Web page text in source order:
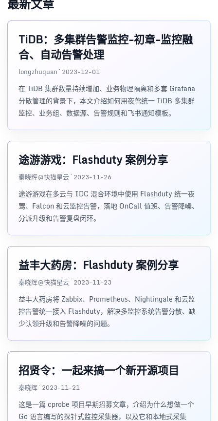
TiDB：多集群告警监控-初章-监控融
合、自动告警处理
longzhuquan · 2023-12-01
在 TiDB 集群数量持续增加、业务物理隔离和多套 Grafana
分散管理的背景下，本文介绍如何用夜莺统一 TiDB 多集群
监控、业务组、数据源、告警规则和飞书通知模板。
途游游戏：Flashduty 案例分享
秦晓辉@快猫星云 · 2023-11-26
途游游戏在多云与 IDC 混合环境中使用 Flashduty 统一夜
莺、Falcon 和云监控告警，落地 OnCall 值班、告警降噪、
分派升级和告警复盘闭环。
益丰大药房：Flashduty 案例分享
秦晓辉@快猫星云 · 2023-11-23
益丰大药房将 Zabbix、Prometheus、Nightingale 和云监
控告警统一接入 Flashduty，解决多监控系统告警分散、缺
少认领升级和告警降噪的问题。
招贤令：一起来搞一个新开源项目
秦晓辉 · 2023-11-21
这是一篇 cprobe 项目早期招募文章，介绍为什么想做一个
Go 语言编写的探针式监控采集器，以及它和本地式采集